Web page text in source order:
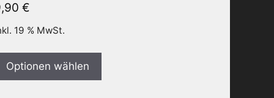
€
19 % MwSt.
Optionen wählen